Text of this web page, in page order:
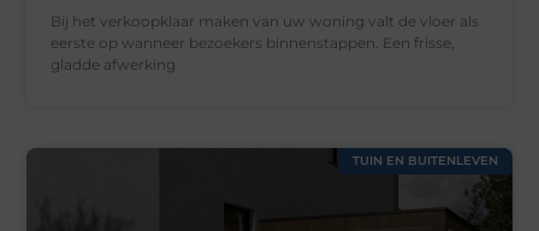
Bij het verkoopklaar maken van uw woning valt de vloer als
eerste op wanneer bezoekers binnenstappen. Een frisse,
gladde afwerking
TUIN EN BUITENLEVEN